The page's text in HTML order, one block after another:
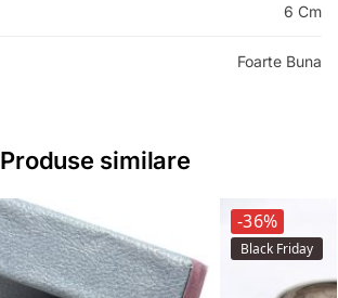
6 Cm
Foarte Buna
Produse similare
-36%
Black Friday